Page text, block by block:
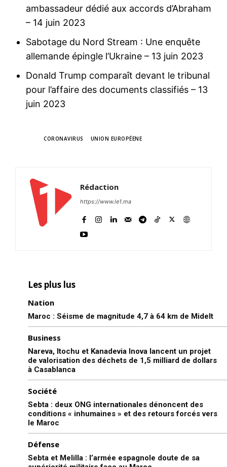
ambassadeur dédié aux accords d’Abraham
– 14 juin 2023
Sabotage du Nord Stream : Une enquête
allemande épingle l’Ukraine – 13 juin 2023
Donald Trump comparaît devant le tribunal
pour l’affaire des documents classifiés – 13
juin 2023
CORONAVIRUS UNION EUROPÉENE
Rédaction
https://www.le1.ma
Les plus lus
Nation
Maroc : Séisme de magnitude 4,7 à 64 km de Midelt
Business
Nareva, Itochu et Kanadevia Inova lancent un projet
de valorisation des déchets de 1,5 milliard de dollars
à Casablanca
Société
Sebta : deux ONG internationales dénoncent des
conditions « inhumaines » et des retours forcés vers
le Maroc
Défense
Sebta et Melilla : l’armée espagnole doute de sa